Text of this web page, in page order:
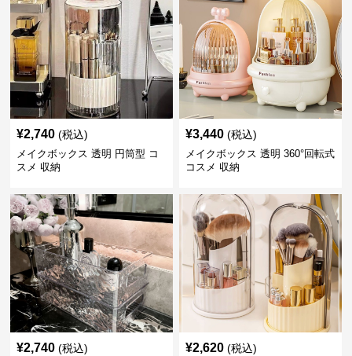
¥2,740 (税込)
メイクボックス 透明 円筒型 コ
スメ 収納
¥3,440 (税込)
メイクボックス 透明 360°回転式
コスメ 収納
¥2,740 (税込) ¥2,620 (税込)